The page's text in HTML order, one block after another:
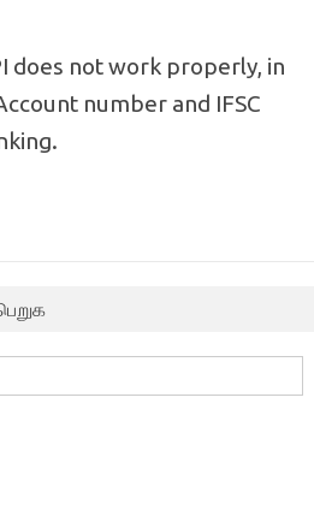
does not work properly, in
number and IFSC